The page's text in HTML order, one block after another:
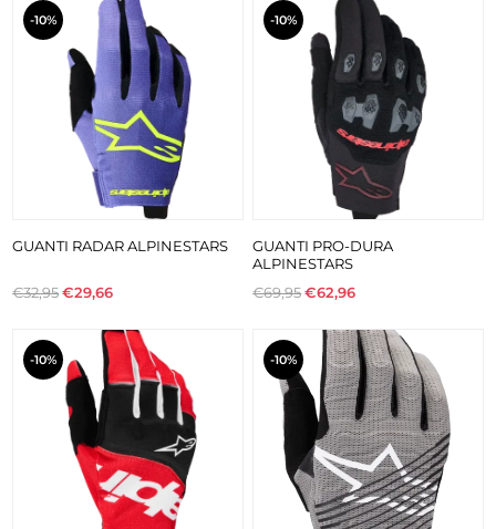
-10%
GUANTI RADAR ALPINESTARS
€32,95€29,66
-10%
GUANTI PRO-DURA
ALPINESTARS
€69,95€62,96
-10% -10%